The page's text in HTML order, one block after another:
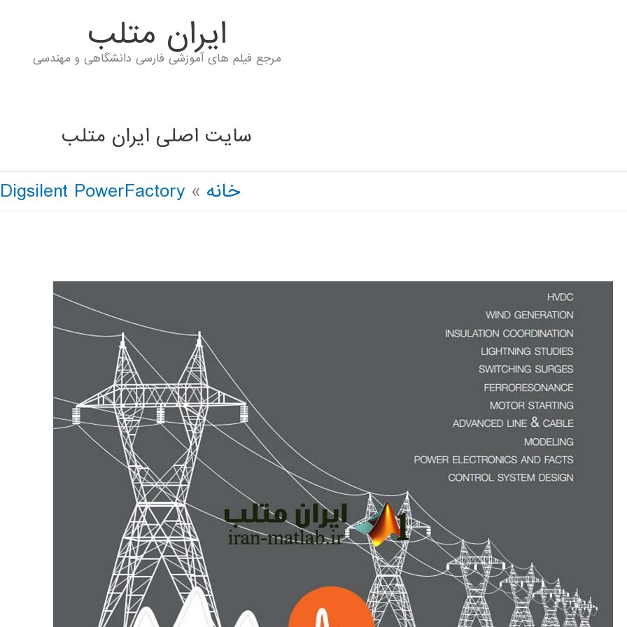
ايران متلب
مرجع فیلم های آموزشی فارسی دانشگاهی و مهندسی
سایت اصلی ایران متلب
خانه
Digsilent PowerFactory